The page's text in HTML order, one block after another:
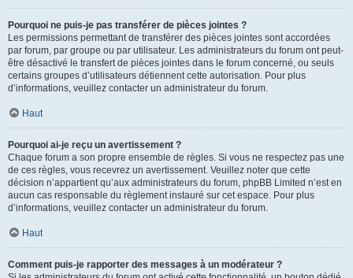
Pourquoi ne puis-je pas transférer de pièces jointes ?
Les permissions permettant de transférer des pièces jointes sont accordées
par forum, par groupe ou par utilisateur. Les administrateurs du forum ont peut-
être désactivé le transfert de pièces jointes dans le forum concerné, ou seuls
certains groupes d’utilisateurs détiennent cette autorisation. Pour plus
d’informations, veuillez contacter un administrateur du forum.
Haut
Pourquoi ai-je reçu un avertissement ?
Chaque forum a son propre ensemble de règles. Si vous ne respectez pas une
de ces règles, vous recevrez un avertissement. Veuillez noter que cette
décision n’appartient qu’aux administrateurs du forum, phpBB Limited n’est en
aucun cas responsable du règlement instauré sur cet espace. Pour plus
d’informations, veuillez contacter un administrateur du forum.
Haut
Comment puis-je rapporter des messages à un modérateur ?